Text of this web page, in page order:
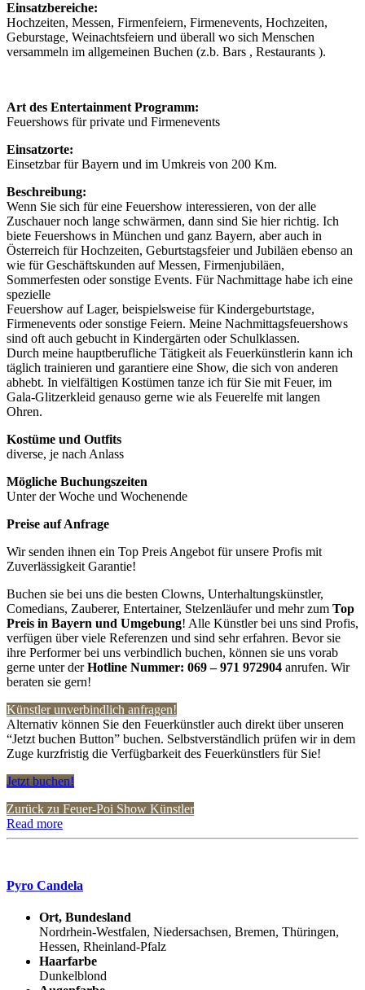
Einsatzbereiche:
Hochzeiten, Messen, Firmenfeiern, Firmenevents, Hochzeiten,
Geburstage, Weinachtsfeiern und überall wo sich Menschen
versammeln im allgemeinen Buchen (z.b. Bars , Restaurants ).
Art des Entertainment Programm:
Feuershows für private und Firmenevents
Einsatzorte:
Einsetzbar für Bayern und im Umkreis von 200 Km.
Beschreibung:
Wenn Sie sich für eine Feuershow interessieren, von der alle
Zuschauer noch lange schwärmen, dann sind Sie hier richtig. Ich
biete Feuershows in München und ganz Bayern, aber auch in
Österreich für Hochzeiten, Geburtstagsfeier und Jubiläen ebenso an
wie für Geschäftskunden auf Messen, Firmenjubiläen,
Sommerfesten oder sonstige Events. Für Nachmittage habe ich eine
spezielle
Feuershow auf Lager, beispielsweise für Kindergeburtstage,
Firmenevents oder sonstige Feiern. Meine Nachmittagsfeuershows
sind oft auch gebucht in Kindergärten oder Schulklassen.
Durch meine hauptberufliche Tätigkeit als Feuerkünstlerin kann ich
täglich trainieren und garantiere eine Show, die sich von anderen
abhebt. In vielfältigen Kostümen tanze ich für Sie mit Feuer, im
Gala-Glitzerkleid genauso gerne wie als Feuerelfe mit langen
Ohren.
Kostüme und Outfits
diverse, je nach Anlass
Mögliche Buchungszeiten
Unter der Woche und Wochenende
Preise auf Anfrage
Wir senden ihnen ein Top Preis Angebot für unsere Profis mit
Zuverlässigkeit Garantie!
Buchen sie bei uns die besten Clowns, Unterhaltungskünstler,
Comedians, Zauberer, Entertainer, Stelzenläufer und mehr zum Top
Preis in Bayern und Umgebung! Alle Künstler bei uns sind Profis,
verfügen über viele Referenzen und sind sehr erfahren. Bevor sie
ihre Performer bei uns verbindlich buchen, können sie uns vorab
gerne unter derHotline Nummer: 069 – 971 972904 anrufen. Wir
beraten sie gern!
Künstler unverbindlich anfragen!
Alternativ können Sie den Feuerkünstler auch direkt über unseren
“Jetzt buchen Button” buchen. Selbstverständlich prüfen wir in dem
Zuge kurzfristig die Verfügbarkeit des Feuerkünstlers für Sie!
Jetzt buchen!
Zurück zu Feuer-Poi Show Künstler
Read more
Pyro Candela
Ort, Bundesland
Nordrhein-Westfalen, Niedersachsen, Bremen, Thüringen,
Hessen, Rheinland-Pfalz
Haarfarbe
Dunkelblond